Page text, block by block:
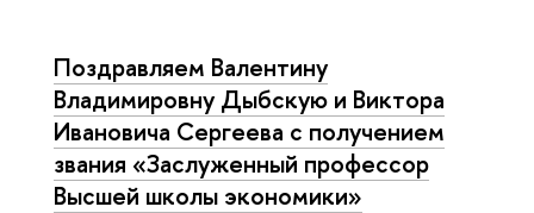
Поздравляем Валентину
Владимировну Дыбскую и Виктора
Ивановича Сергеева с получением
звания «Заслуженный профессор
Высшей школы экономики»